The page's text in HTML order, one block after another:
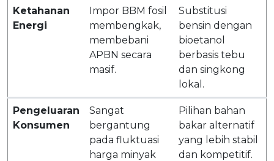
Ketahanan
Energi
Impor BBM fosil
membengkak,
membebani
APBN secara
masif.
Substitusi
bensin dengan
bioetanol
berbasis tebu
dan singkong
lokal.
Pengeluaran
Konsumen
Sangat
bergantung
pada fluktuasi
harga minyak
Pilihan bahan
bakar alternatif
yang lebih stabil
dan kompetitif.